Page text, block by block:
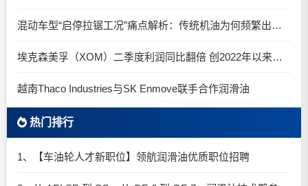
混动车型“启停拉锯工况”痛点解析：传统机油为何频繁出现油泥堆积？
埃克森美孚（XOM）二季度利润同比翻倍 创2022年以来新高
越南Thaco Industries与SK Enmove联手合作润滑油
热门排行
1、【车油轮人才新职位】领航润滑油优质职位招聘